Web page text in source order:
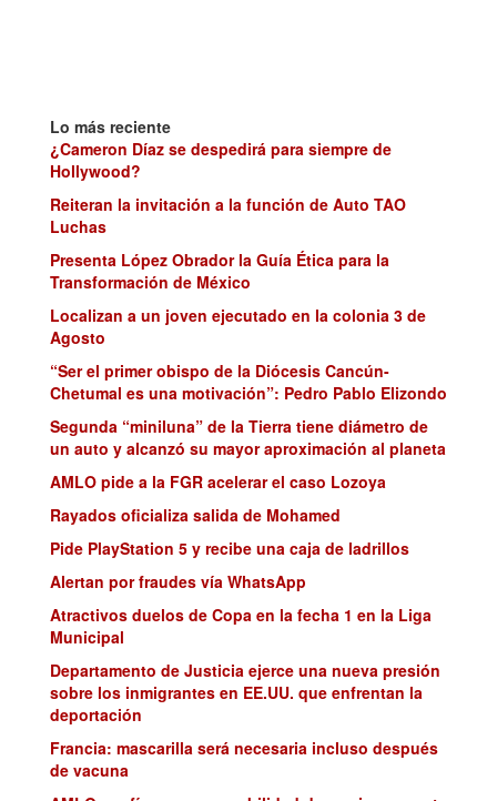
Lo más reciente
¿Cameron Díaz se despedirá para siempre de
Hollywood?
Reiteran la invitación a la función de Auto TAO
Luchas
Presenta López Obrador la Guía Ética para la
Transformación de México
Localizan a un joven ejecutado en la colonia 3 de
Agosto
“Ser el primer obispo de la Diócesis Cancún-
Chetumal es una motivación”: Pedro Pablo Elizondo
Segunda “miniluna” de la Tierra tiene diámetro de
un auto y alcanzó su mayor aproximación al planeta
AMLO pide a la FGR acelerar el caso Lozoya
Rayados oficializa salida de Mohamed
Pide PlayStation 5 y recibe una caja de ladrillos
Alertan por fraudes vía WhatsApp
Atractivos duelos de Copa en la fecha 1 en la Liga
Municipal
Departamento de Justicia ejerce una nueva presión
sobre los inmigrantes en EE.UU. que enfrentan la
deportación
Francia: mascarilla será necesaria incluso después
de vacuna